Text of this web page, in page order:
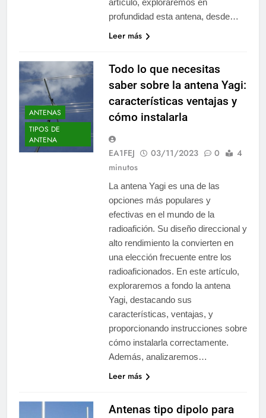
artículo, exploraremos en
profundidad esta antena, desde…
Leer más
ANTENAS
TIPOS DE
ANTENA
Todo lo que necesitas
saber sobre la antena Yagi:
características ventajas y
cómo instalarla
EA1FEJ 03/11/2023 0
4
minutos
La antena Yagi es una de las
opciones más populares y
efectivas en el mundo de la
radioafición. Su diseño direccional y
alto rendimiento la convierten en
una elección frecuente entre los
radioaficionados. En este artículo,
exploraremos a fondo la antena
Yagi, destacando sus
características, ventajas, y
proporcionando instrucciones sobre
cómo instalarla correctamente.
Además, analizaremos…
Leer más
Antenas tipo dipolo para